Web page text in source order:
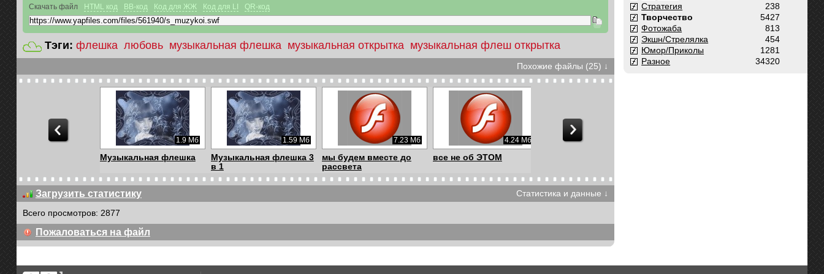
Скачать файл HTML код BB-код Код для ЖЖ Код для LI QR-код
Тэги: флешка любовь музыкальная флешка музыкальная открытка музыкальная флеш открытка
Похожие файлы (25) ↓
1.9 Мб
Музыкальная флешка
1.59 Мб
Музыкальная флешка 3
в 1
7.23 Мб
мы будем вместе до
рассвета
4.24 Мб
все не об ЭТОМ
4.76 Мб
Осенний марафон
3.08 Мб
Осень, она не спросит
3.42 Мб
Бабье лето
2.24 Мб
Драгоценная
Загрузить статистику
Статистика и данные ↓
Всего просмотров: 2877
Пожаловаться на файл
238
Стратегия
5427
Творчество
813
Фотожаба
454
Экшн/Стрелялка
1281
Юмор/Приколы
34320
Разное